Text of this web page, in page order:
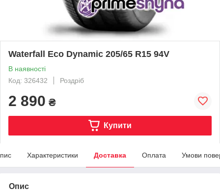
Waterfall Eco Dynamic 205/65 R15 94V
В наявності
Код: 326432
Роздріб
2 890 ₴
Купити
Характеристики Доставка Оплата Умови
Опис